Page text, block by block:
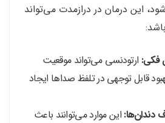
این درمان در درازمدت می‌تواند
فکی: ارتودنسی می‌تواند موقعیت
قابل توجهی در تلفظ صداها ایجاد
دندان‌ها: این موارد می‌توانند باعث